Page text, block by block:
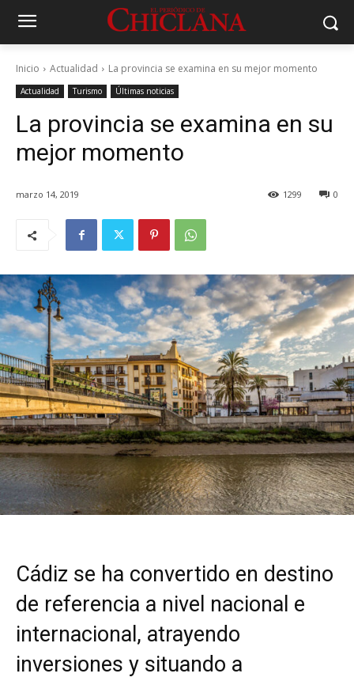
Inicio Actualidad La provincia se examina en su mejor momento
Actualidad Turismo Últimas noticias
La provincia se examina en su
mejor momento
marzo 14, 2019 0
1299
Cádiz se ha convertido en destino
de referencia a nivel nacional e
internacional, atrayendo
inversiones y situando a